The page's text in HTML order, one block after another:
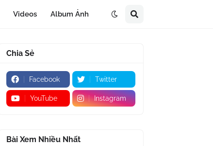
Videos Album Ảnh
Chia Sẻ
Facebook Twitter
YouTube Instagram
Bài Xem Nhiều Nhất